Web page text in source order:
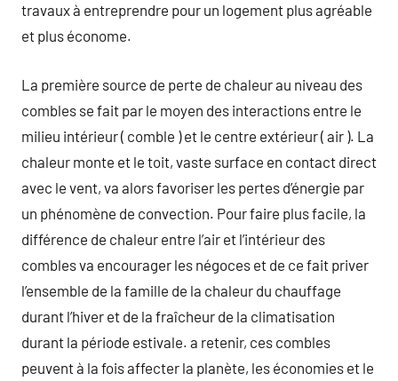
travaux à entreprendre pour un logement plus agréable
et plus économe.
La première source de perte de chaleur au niveau des
combles se fait par le moyen des interactions entre le
milieu intérieur ( comble ) et le centre extérieur ( air ). La
chaleur monte et le toit, vaste surface en contact direct
avec le vent, va alors favoriser les pertes d’énergie par
un phénomène de convection. Pour faire plus facile, la
différence de chaleur entre l’air et l’intérieur des
combles va encourager les négoces et de ce fait priver
l’ensemble de la famille de la chaleur du chauffage
durant l’hiver et de la fraîcheur de la climatisation
durant la période estivale. a retenir, ces combles
peuvent à la fois affecter la planète, les économies et le